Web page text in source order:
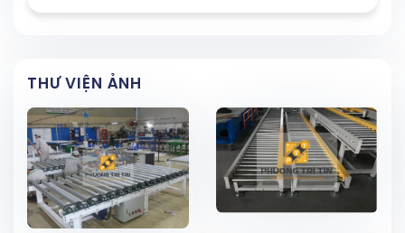
THƯ VIỆN ẢNH